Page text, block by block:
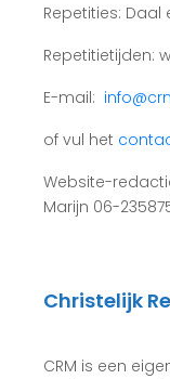
Repetities: Daal
Repetitietijden:
E-mail:
of vul het
Website-
Marijn 06-
Christelijk
CRM is een